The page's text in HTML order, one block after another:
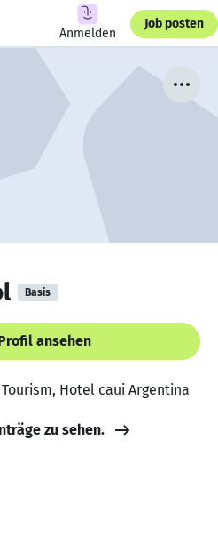
Anmelden
Job posten
Basis
ansehen
Hotel caui Argentina
zu sehen.